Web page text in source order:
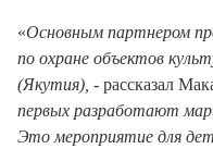
«Основным партнером
по охране объектов
(Якутия), - рассказал
первых разработают
Это мероприятие для